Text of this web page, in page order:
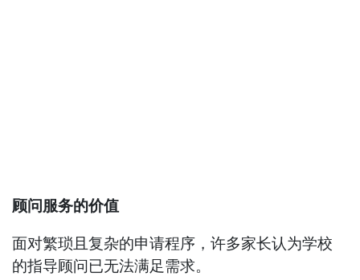
顾问服务的价值
面对繁琐且复杂的申请程序，许多家长认为学校
的指导顾问已无法满足需求。